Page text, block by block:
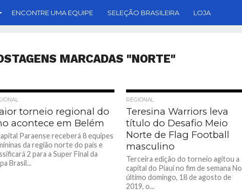
ENCONTRE UMA EQUIPE SELEÇÃO BRASILEIRA LOJA
MARCADAS "NORTE"
torneio regional do
acontece em Belém
Paraense receberá 8 equipes
da região norte do país e
2 para a Super Final da
Brasil...
REGIONAL
Teresina Warriors leva
título do Desafio Meio
Norte de Flag Football
masculino
Terceira edição do torneio agitou a
capital do Piauí no fim de semana No
último domingo, 18 de agosto de
2019, o...